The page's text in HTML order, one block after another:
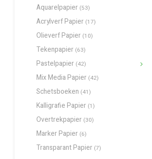
Aquarelpapier (53)
Acrylverf Papier (17)
Olieverf Papier (10)
Tekenpapier (63)
Pastelpapier (42)
Mix Media Papier (42)
Schetsboeken (41)
Kalligrafie Papier (1)
Overtrekpapier (30)
Marker Papier (6)
Transparant Papier (7)